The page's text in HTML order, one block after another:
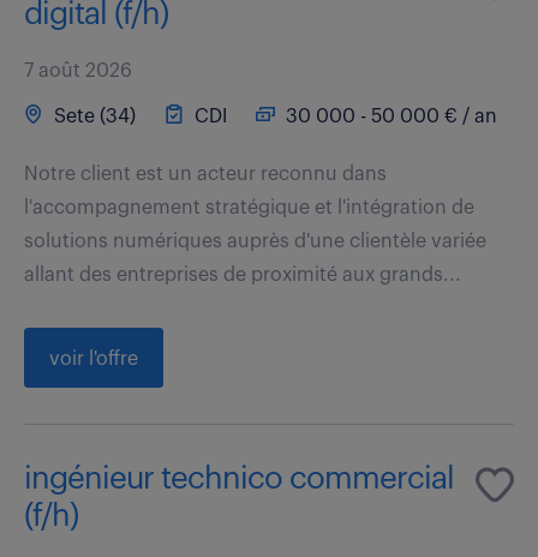
digital (f/h)
7 août 2026
Sete (34) CDI 30 000 - 50 000 € / an
Notre client est un acteur reconnu dans
l'accompagnement stratégique et l'intégration de
solutions numériques auprès d'une clientèle variée
allant des entreprises de proximité aux grands...
voir l'offre
ingénieur technico commercial
(f/h)